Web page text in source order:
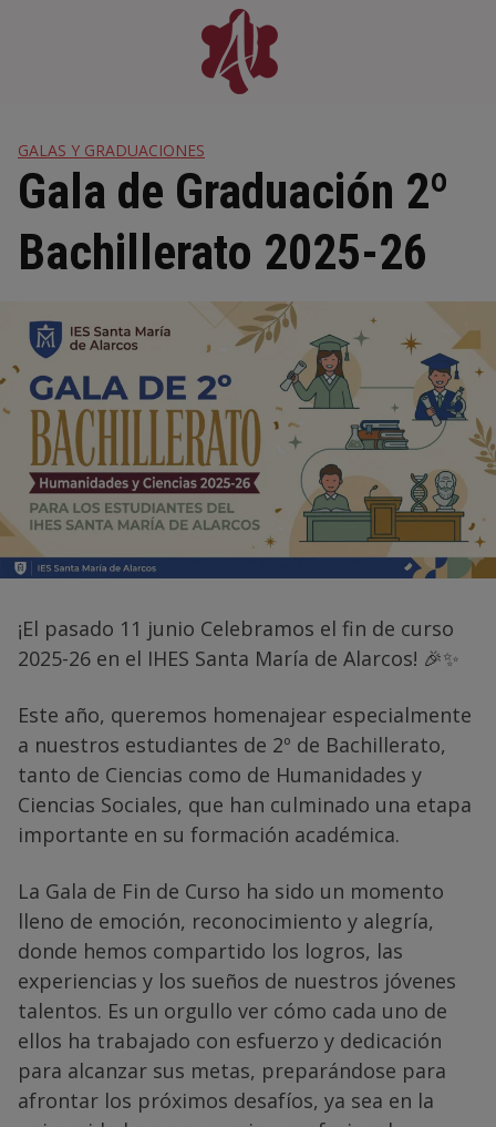
GALAS Y GRADUACIONES
Gala de Graduación 2º
Bachillerato 2025-26
¡El pasado 11 junio Celebramos el fin de curso
2025-26 en el IHES Santa María de Alarcos! 🎉✨
Este año, queremos homenajear especialmente
a nuestros estudiantes de 2º de Bachillerato,
tanto de Ciencias como de Humanidades y
Ciencias Sociales, que han culminado una etapa
importante en su formación académica.
La Gala de Fin de Curso ha sido un momento
lleno de emoción, reconocimiento y alegría,
donde hemos compartido los logros, las
experiencias y los sueños de nuestros jóvenes
talentos. Es un orgullo ver cómo cada uno de
ellos ha trabajado con esfuerzo y dedicación
para alcanzar sus metas, preparándose para
afrontar los próximos desafíos, ya sea en la